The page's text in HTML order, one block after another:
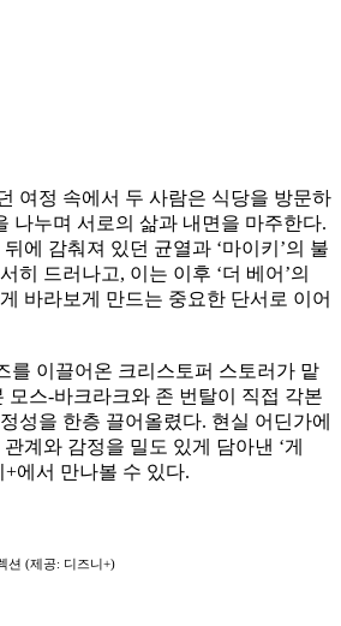
여정 속에서 두 사람은 식당을 방문하
나누며 서로의 삶과 내면을 마주한다.
에 감춰져 있던 균열과 ‘마이키’의 불
히 드러나고, 이는 이후 ‘더 베어’의
바라보게 만드는 중요한 단서로 이어
를 이끌어온 크리스토퍼 스토러가 맡
모스-바크라크와 존 번탈이 직접 각본
성을 한층 끌어올렸다. 현실 어딘가에
계와 감정을 밀도 있게 담아낸 ‘게
+에서 만나볼 수 있다.
션 (제공: 디즈니+)